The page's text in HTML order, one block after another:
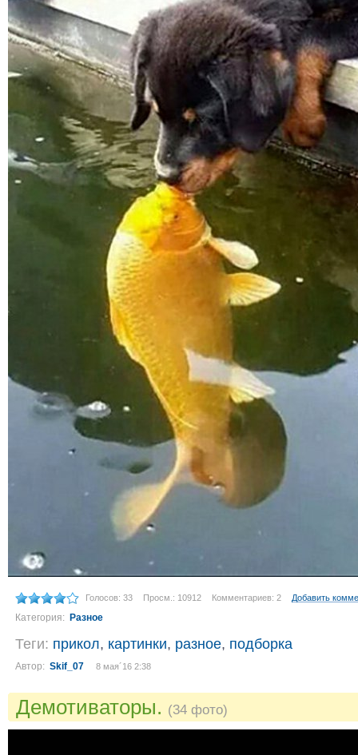
Голосов: 33 Просм.: 10912 Комментариев: 2 Добавить
Категория: Разное
Теги: прикол, картинки, разное, подборка
Автор: Skif_07 8 мая´16 2:38
Демотиваторы. (34 фото)